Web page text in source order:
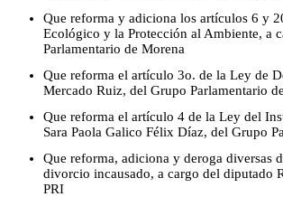
Que reforma y adiciona los artículos 6 y
Ecológico y la Protección al Ambiente, a
Parlamentario de Morena
Que reforma el artículo 3o. de la Ley de
Mercado Ruiz, del Grupo Parlamentario
Que reforma el artículo 4 de la Ley del
Sara Paola Galico Félix Díaz, del Grupo
Que reforma, adiciona y deroga diversas
divorcio incausado, a cargo del diputado
PRI